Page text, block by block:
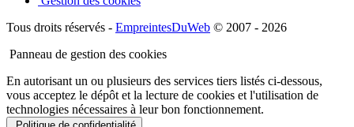
Tous droits réservés - EmpreintesDuWeb © 2007 - 2026
Panneau de gestion des cookies
En autorisant un ou plusieurs des services tiers listés ci-dessous,
vous acceptez le dépôt et la lecture de cookies et l'utilisation de
technologies nécessaires à leur bon fonctionnement.